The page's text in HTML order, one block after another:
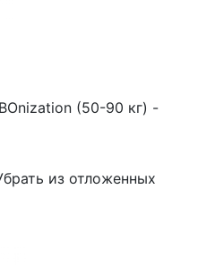
(50-90 кг) -
из отложенных